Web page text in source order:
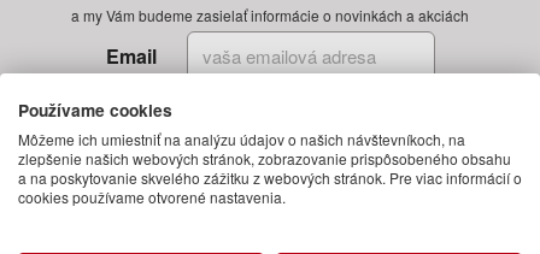
a my Vám budeme zasielať informácie o novinkách a akciách
Email
Používame cookies
Môžeme ich umiestniť na analýzu údajov o našich návštevníkoch, na
zlepšenie našich webových stránok, zobrazovanie prispôsobeného obsahu
a na poskytovanie skvelého zážitku z webových stránok. Pre viac informácií o
cookies používame otvorené nastavenia.